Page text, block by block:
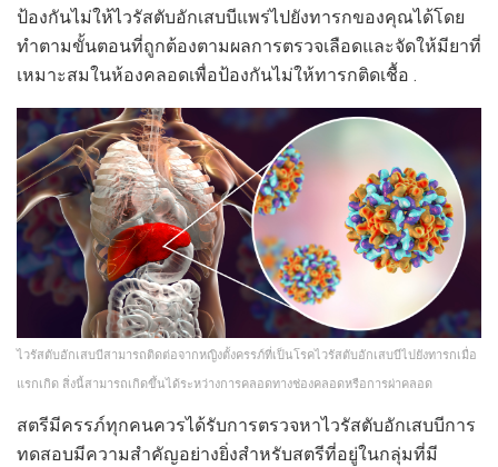
ป้องกันไม่ให้ไวรัสตับอักเสบบีแพร่ไปยังทารกของคุณได้โดย
ทำตามขั้นตอนที่ถูกต้องตามผลการตรวจเลือดและจัดให้มียาที่
เหมาะสมในห้องคลอดเพื่อป้องกันไม่ให้ทารกติดเชื้อ .
ไวรัสตับอักเสบบีสามารถติดต่อจากหญิงตั้งครรภ์ที่เป็นโรคไวรัสตับอักเสบบีไปยังทารกเมื่อ
แรกเกิด สิ่งนี้สามารถเกิดขึ้นได้ระหว่างการคลอดทางช่องคลอดหรือการผ่าคลอด
สตรีมีครรภ์ทุกคนควรได้รับการตรวจหาไวรัสตับอักเสบบีการ
ทดสอบมีความสำคัญอย่างยิ่งสำหรับสตรีที่อยู่ในกลุ่มที่มี